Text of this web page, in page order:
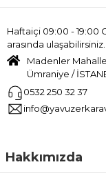
Haftaiçi 09:00 - 19:00
arasında ulaşabilirsiniz.
Madenler
Ümraniye /
0532 250 32 37
Hakkımızda